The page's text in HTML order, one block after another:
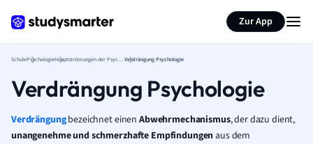
Zur App
SchulePsychologie Hauptströmungen der PsychologieVerdrängung Psychologie
Verdrängung Psychologie
Verdrängungbezeichnet einen Abwehrmechanismus, der dazu dient,
unangenehme und schmerzhafte Empfindungenaus dem
Seite zusammenfassen